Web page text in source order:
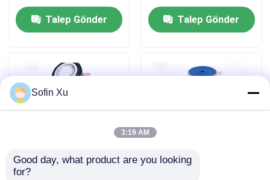
Kalite Kontrolü
Haberler
Oksijen Gaz Sensörü
Duman Emisyon
Tespiti İçin Uygun
Talep Gönder
Gaz Dedektörleri için
0-100ppmTalep Gönder
YJJ 17155304-3 0-
Sofin Xu
3:19 AM
Good day, what product are you looking
for?